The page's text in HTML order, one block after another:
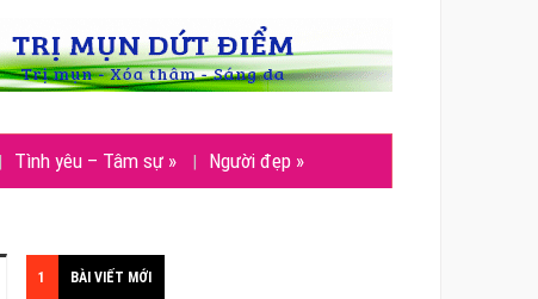
Tình yêu – Tâm sự » Người đẹp »
1 BÀI VIẾT MỚI